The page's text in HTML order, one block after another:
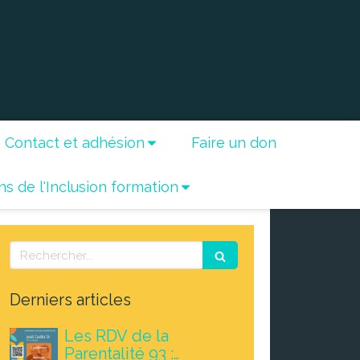
Contact et adhésion Faire un don
de l'Inclusion formation
Rechercher
Derniers articles
Les RDV de la
Parentalité 93 :